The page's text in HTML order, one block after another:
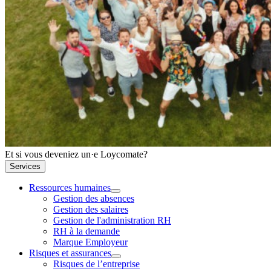
Et si vous deveniez un·e Loycomate?
Services
Ressources humaines
Gestion des absences
Gestion des salaires
Gestion de l'administration RH
RH à la demande
Marque Employeur
Risques et assurances
Risques de l’entreprise